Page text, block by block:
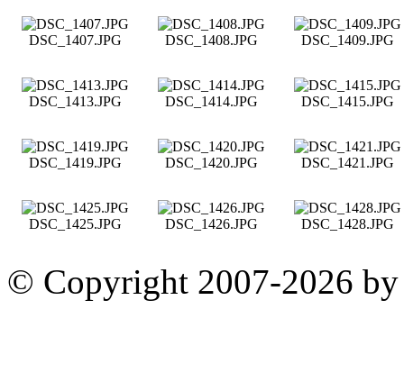
DSC_1407.JPG DSC_1408.JPG DSC_1409.JPG
DSC_1413.JPG DSC_1414.JPG DSC_1415.JPG
DSC_1419.JPG DSC_1420.JPG DSC_1421.JPG
DSC_1425.JPG DSC_1426.JPG DSC_1428.JPG
© Copyright 2007-2026 by